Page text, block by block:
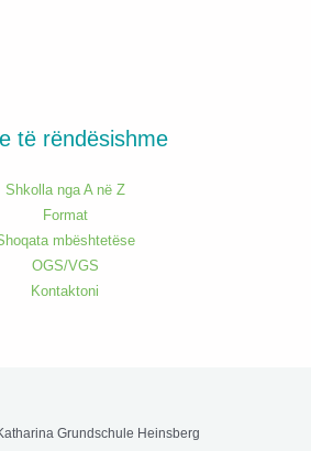
të rëndësishme
Shkolla nga A në Z
Format
mbështetëse
OGS/VGS
Kontaktoni
Grundschule Heinsberg